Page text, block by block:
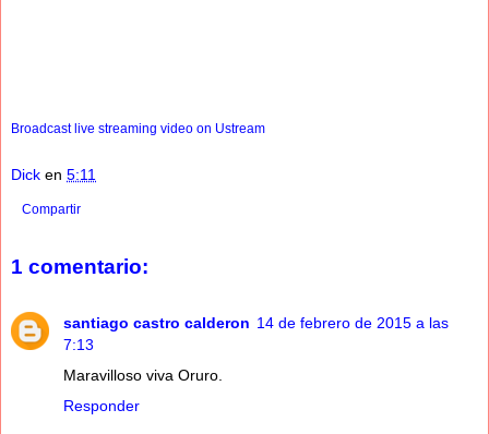
Broadcast live streaming video on Ustream
Dick en 5:11
Compartir
1 comentario:
santiago castro calderon 14 de febrero de 2015 a las
7:13
Maravilloso viva Oruro.
Responder